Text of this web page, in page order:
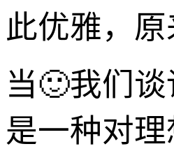
此优雅，
当🙂我们
是一种对